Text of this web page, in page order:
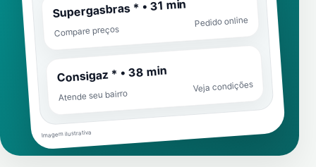
Supergasbras * • 31 min
Compare preços
Pedido online
Consigaz * • 38 min
Atende seu bairro
Veja condições
Imagem ilustrativa